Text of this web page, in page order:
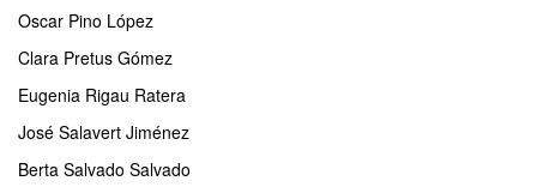
Oscar Pino López
Clara Pretus Gómez
Eugenia Rigau Ratera
José Salavert Jiménez
Berta Salvado Salvado